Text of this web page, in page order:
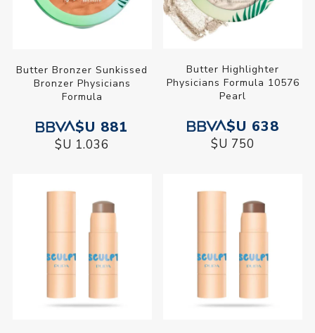
Butter Bronzer Sunkissed
Bronzer Physicians
Formula
$U 881
$U 1.036
Butter Highlighter
Physicians Formula 10576
Pearl
$U 638
$U 750